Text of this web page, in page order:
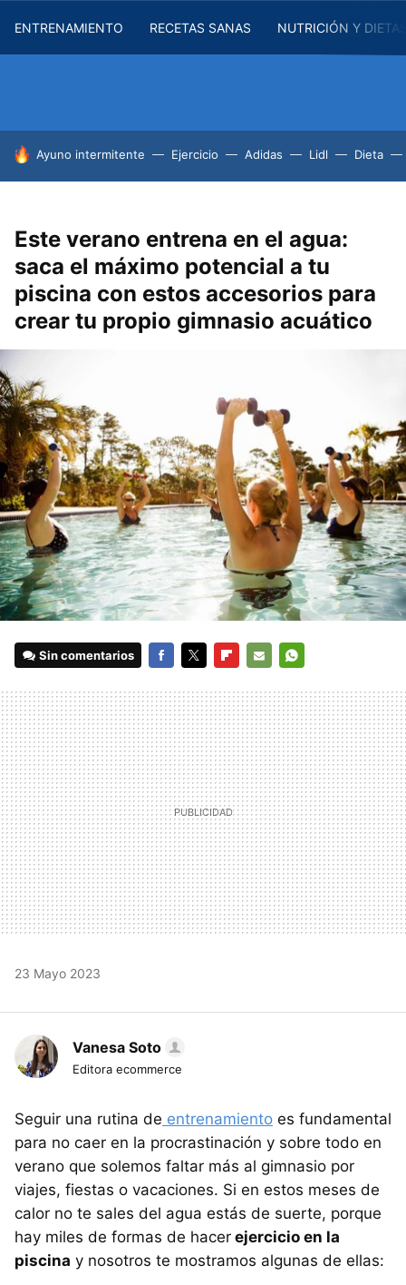
ENTRENAMIENTO RECETAS SANAS NUTRICIÓN Y
HOY SE HABLA DE
Ayuno intermitente Ejercicio Adidas Lidl Dieta
Este verano entrena en el agua:
saca el máximo potencial a tu
piscina con estos accesorios para
crear tu propio gimnasio acuático
Sin comentarios
MAIL
23 Mayo 2023
Vanesa Soto
Editora ecommerce
Seguir una rutina de entrenamiento es fundamental
para no caer en la procrastinación y sobre todo en
verano que solemos faltar más al gimnasio por
viajes, fiestas o vacaciones. Si en estos meses de
calor no te sales del agua estás de suerte, porque
hay miles de formas de hacer ejercicio en la
piscina y nosotros te mostramos algunas de ellas: